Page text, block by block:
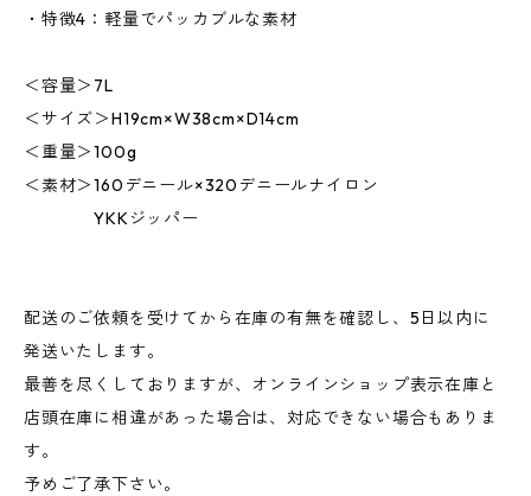
・特徴4：軽量でパッカブルな素材
＜容量＞7L
＜サイズ＞H19cm×W38cm×D14cm
＜重量＞100g
＜素材＞160デニール×320デニールナイロン
YKKジッパー
配送のご依頼を受けてから在庫の有無を確認し、5日以内に
発送いたします。
最善を尽くしておりますが、オンラインショップ表示在庫と
店頭在庫に相違があった場合は、対応できない場合もありま
す。
予めご了承下さい。